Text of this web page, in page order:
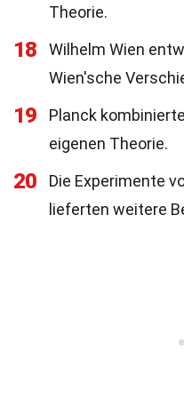
Theorie.
18
Wilhelm Wien
Wien'sche
19
Planck
eigenen Theorie.
20
Die Experimente
lieferten weitere